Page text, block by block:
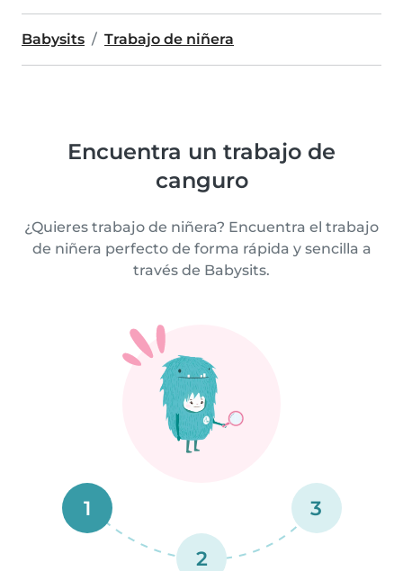
Babysits Trabajo de niñera
Encuentra un trabajo de
canguro
¿Quieres trabajo de niñera? Encuentra el trabajo
de niñera perfecto de forma rápida y sencilla a
través de Babysits.
1
2
3